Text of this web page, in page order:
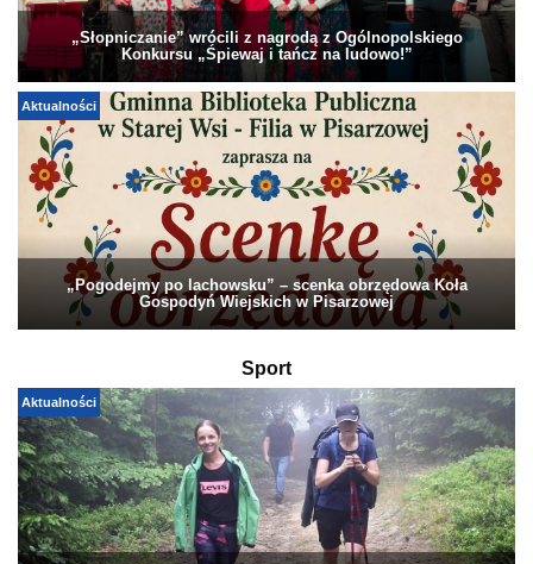
„Słopniczanie” wrócili z nagrodą z Ogólnopolskiego
Konkursu „Śpiewaj i tańcz na ludowo!”
Aktualności
„Pogodejmy po lachowsku” – scenka obrzędowa Koła
Gospodyń Wiejskich w Pisarzowej
Sport
Aktualności